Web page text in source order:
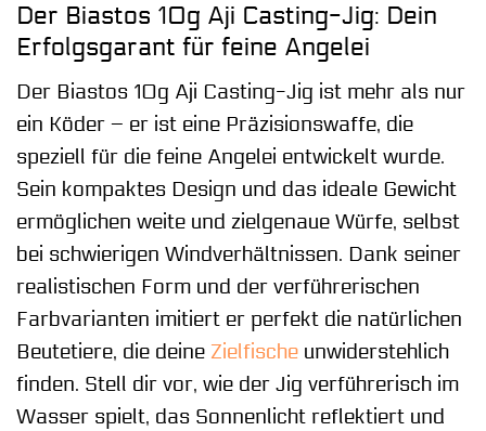
Der Biastos 10g Aji Casting-Jig: Dein
Erfolgsgarant für feine Angelei
Der Biastos 10g Aji Casting-Jig ist mehr als nur
ein Köder – er ist eine Präzisionswaffe, die
speziell für die feine Angelei entwickelt wurde.
Sein kompaktes Design und das ideale Gewicht
ermöglichen weite und zielgenaue Würfe, selbst
bei schwierigen Windverhältnissen. Dank seiner
realistischen Form und der verführerischen
Farbvarianten imitiert er perfekt die natürlichen
Beutetiere, die deine Zielfische unwiderstehlich
finden. Stell dir vor, wie der Jig verführerisch im
Wasser spielt, das Sonnenlicht reflektiert und